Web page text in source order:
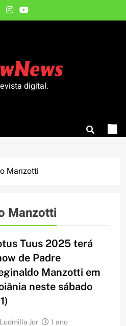
digital.
Manzotti
Manzotti
Tuus 2025 terá
de Padre
Manzotti em
neste sábado
Ludmilla Jor
1 ano